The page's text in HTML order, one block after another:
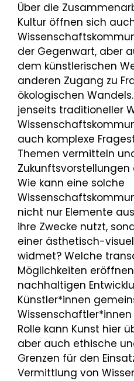
Über die
Kultur öffnen sich
der Gegenwart, aber
dem künstlerischen
anderen Zugang zu
ökologischen
jenseits traditioneller
auch komplexe
Themen vermitteln
Wie kann eine solche
nicht nur Elemente
ihre Zwecke nutzt,
einer ästhetisch-
widmet? Welche
Möglichkeiten
nachhaltigen
Künstler*innen
Rolle kann Kunst hier
aber auch ethische
Grenzen für den
Vermittlung von